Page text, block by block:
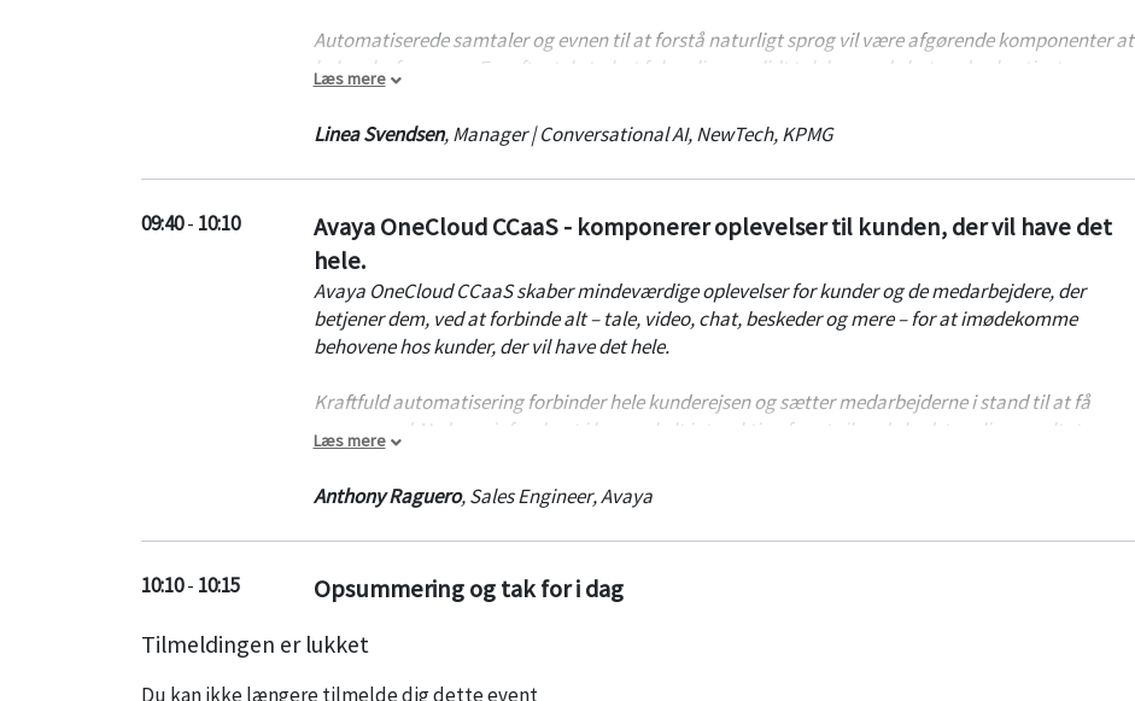
Automatiserede samtaler og evnen til at forstå naturligt sprog vil være afgørende komponenter at
beherske fremover. For efter tekst-chat følger lige om lidt talebaserede bots – den hurtigst
voksende kanal blandt de yngre målgrupper. Linea tager os på guidet tour gennem mulighederne
for automatisering af dialogen med kunderne i dag og i fremtiden og sørger for, at alle ved hvilke
faldgrubber de skal undgå, når de vil i gang med Conversational AI.
Læs mere
Linea Svendsen,Manager | Conversational AI, NewTech,KPMG
09:40- 10:10
Avaya OneCloud CCaaS - komponerer oplevelser til kunden, der vil have det
hele.
Avaya OneCloud CCaaS skaber mindeværdige oplevelser for kunder og de medarbejdere, der
betjener dem, ved at forbinde alt – tale, video, chat, beskeder og mere – for at imødekomme
behovene hos kunder, der vil have det hele.
Kraftfuld automatisering forbinder hele kunderejsen og sætter medarbejderne i stand til at få
succes med AI, der er infunderet i hver enkelt interaktion for at sikre de bedst mulige resultater.
Avaya OneCloud CCaaS har, hvad organisationer har brug for for at skabe ubesværede, totale
kundeoplevelser.
Indlægget afholdes på engelsk.
Læs mere
Anthony Raguero,Sales Engineer,Avaya
10:10- 10:15 Opsummering og tak for i dag
Tilmeldingen er lukket
Du kan ikke længere tilmelde dig dette event